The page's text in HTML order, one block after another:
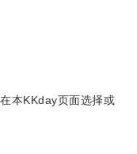
本KKday页面选择或